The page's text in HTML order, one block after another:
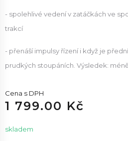
- spolehlivé vedení v zatáčkách ve
trakcí
- přenáší impulsy řízení i když je
prudkých stoupáních. Výsledek:
Cena s DPH
1 799.00 Kč
skladem